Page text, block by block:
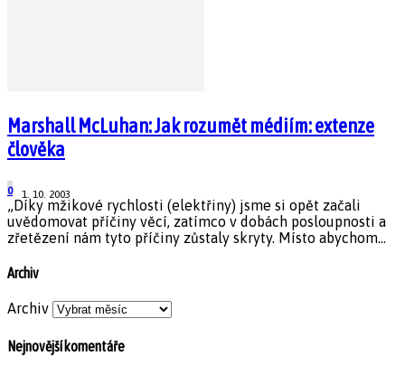
Marshall McLuhan: Jak rozumět médiím: extenze
člověka
1. 10. 2003
0
„Díky mžikové rychlosti (elektřiny) jsme si opět začali
uvědomovat příčiny věcí, zatímco v dobách posloupnosti a
zřetězení nám tyto příčiny zůstaly skryty. Místo abychom...
Archiv
Archiv
Nejnovější komentáře